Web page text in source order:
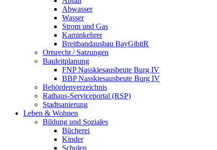
Abwasser
Wasser
Strom und Gas
Kaminkehrer
Breitbandausbau BayGibitR
Ortsrecht / Satzungen
Bauleitplanung
FNP Nasskiesausbeute Burg IV
BBP Nasskiesausbeute Burg IV
Behördenverzeichnis
Rathaus-Serviceportal (RSP)
Stadtsanierung
Leben & Wohnen
Bildung und Soziales
Bücherei
Kinder
Schulen